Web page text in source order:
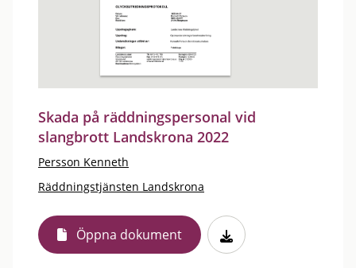
Skada på räddningspersonal vid
slangbrott Landskrona 2022
Persson Kenneth
Räddningstjänsten Landskrona
Öppna dokument